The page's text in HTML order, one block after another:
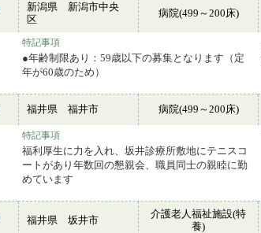
新潟県 新潟市中央
区
病院(499～200床)
特記事項
●年齢制限あり：59歳以下の募集となります（定
年が60歳のため）
福井県 福井市 病院(499～200床)
特記事項
福利厚生に力を入れ、坂井診療所敷地にテニスコ
ートがあり年数回の懇親会、職員同士の親睦に勤
めています
福井県 坂井市
介護老人福祉施設(特
養)